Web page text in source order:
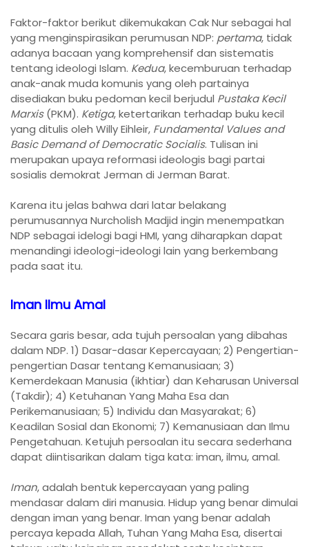
Faktor-faktor berikut dikemukakan Cak Nur sebagai hal
yang menginspirasikan perumusan NDP: pertama, tidak
adanya bacaan yang komprehensif dan sistematis
tentang ideologi Islam. Kedua, kecemburuan terhadap
anak-anak muda komunis yang oleh partainya
disediakan buku pedoman kecil berjudul Pustaka Kecil
Marxis(PKM). Ketiga, ketertarikan terhadap buku kecil
yang ditulis oleh Willy Eihleir, Fundamental Values and
Basic Demand of Democratic Socialis. Tulisan ini
merupakan upaya reformasi ideologis bagi partai
sosialis demokrat Jerman di Jerman Barat.
Karena itu jelas bahwa dari latar belakang
perumusannya Nurcholish Madjid ingin menempatkan
NDP sebagai idelogi bagi HMI, yang diharapkan dapat
menandingi ideologi-ideologi lain yang berkembang
pada saat itu.
Iman Ilmu Amal
Secara garis besar, ada tujuh persoalan yang dibahas
dalam NDP. 1) Dasar-dasar Kepercayaan; 2) Pengertian-
pengertian Dasar tentang Kemanusiaan; 3)
Kemerdekaan Manusia (ikhtiar) dan Keharusan Universal
(Takdir); 4) Ketuhanan Yang Maha Esa dan
Perikemanusiaan; 5) Individu dan Masyarakat; 6)
Keadilan Sosial dan Ekonomi; 7) Kemanusiaan dan Ilmu
Pengetahuan. Ketujuh persoalan itu secara sederhana
dapat diintisarikan dalam tiga kata: iman, ilmu, amal.
Iman, adalah bentuk kepercayaan yang paling
mendasar dalam diri manusia. Hidup yang benar dimulai
dengan iman yang benar. Iman yang benar adalah
percaya kepada Allah, Tuhan Yang Maha Esa, disertai